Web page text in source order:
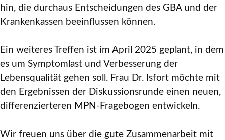
hin, die durchaus Entscheidungen des GBA und der
Krankenkassen beeinflussen können.
Ein weiteres Treffen ist im April 2025 geplant, in dem
es um Symptomlast und Verbesserung der
Lebensqualität gehen soll. Frau Dr. Isfort möchte mit
den Ergebnissen der Diskussionsrunde einen neuen,
differenzierteren MPN -Fragebogen entwickeln.
Wir freuen uns über die gute Zusammenarbeit mit